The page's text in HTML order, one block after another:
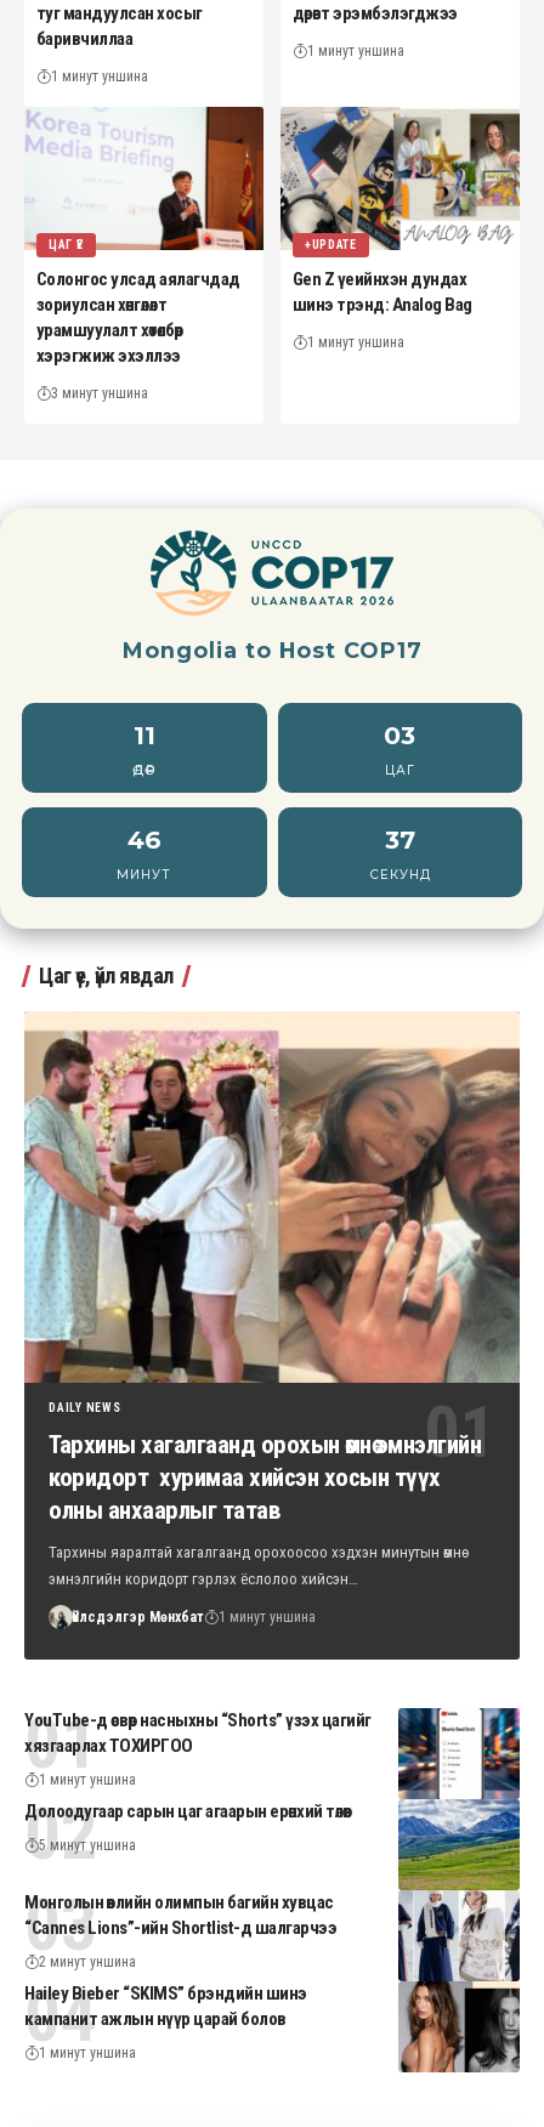
туг мандуулсан хосыг
баривчиллаа
1 минут уншина
дөрөвт эрэмбэлэгджээ
1 минут уншина
ЦАГ ҮЕ
Солонгос улсад аялагчдад
зориулсан хөнгөлөлт
урамшуулалт хөтөлбөр
хэрэгжиж эхэллээ
3 минут уншина
+UPDATE
Gen Z үеийнхэн дундах
шинэ трэнд: Analog Bag
1 минут уншина
Mongolia to Host COP17
11
ӨДӨР
03
ЦАГ
46
МИНУТ
36
СЕКУНД
Цаг үе, үйл явдал
DAILY NEWS
Тархины хагалгаанд орохын өмнө эмнэлгийн
коридорт хуримаа хийсэн хосын түүх
олны анхаарлыг татав
Тархины яаралтай хагалгаанд орохоосоо хэдхэн минутын өмнө
эмнэлгийн коридорт гэрлэх ёслолоо хийсэн…
Үйлсдэлгэр Мөнхбат 1 минут уншина
YouTube-д өсвөр насныхны “Shorts” үзэх цагийг
хязгаарлах ТОХИРГОО
1 минут уншина
Долоодугаар сарын цаг агаарын ерөнхий төлөв
5 минут уншина
Монголын өвлийн олимпын багийн хувцас
“Cannes Lions”-ийн Shortlist-д шалгарчээ
2 минут уншина
Hailey Bieber “SKIMS” брэндийн шинэ
кампанит ажлын нүүр царай болов
1 минут уншина